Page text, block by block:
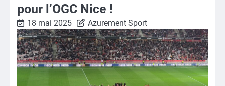
pour l’OGC Nice !
18 mai 2025 Azurement Sport